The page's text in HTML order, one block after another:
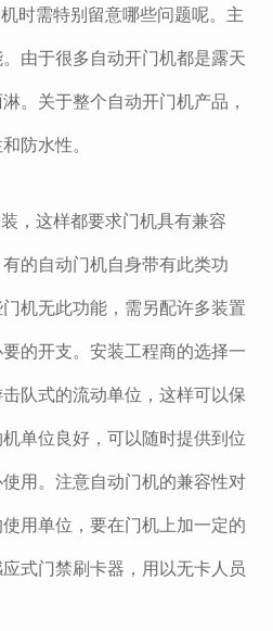
时需特别留意哪些问题呢。主
由于很多自动开门机都是露天
。关于整个自动开门机产品，
防水性。
，这样都要求门机具有兼容
的自动门机自身带有此类功
机无此功能，需另配许多装置
的开支。安装工程商的选择一
队式的流动单位，这样可以保
单位良好，可以随时提供到位
用。注意自动门机的兼容性对
用单位，要在门机上加一定的
式门禁刷卡器，用以无卡人员